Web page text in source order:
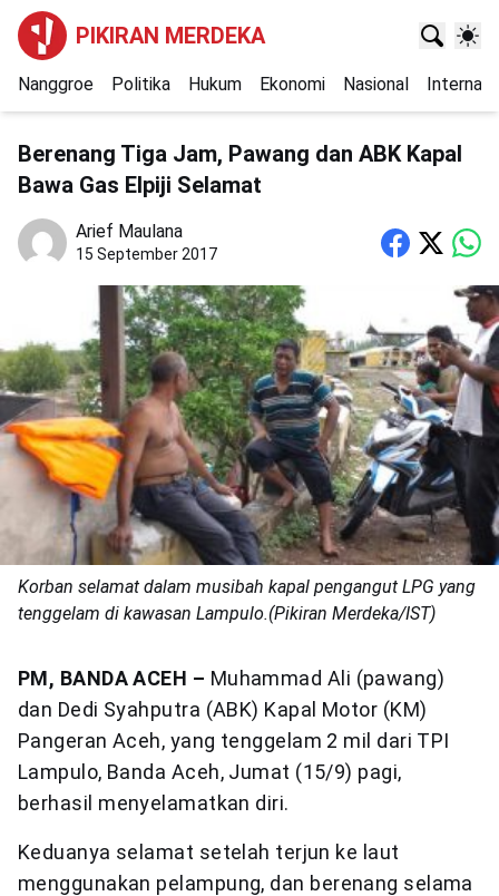
PIKIRAN MERDEKA
Nanggroe Politika Hukum Ekonomi Nasional
Berenang Tiga Jam, Pawang dan ABK Kapal
Bawa Gas Elpiji Selamat
Arief Maulana
15 September 2017
Korban selamat dalam musibah kapal pengangut LPG yang
tenggelam di kawasan Lampulo.(Pikiran Merdeka/IST)
PM, BANDA ACEH – Muhammad Ali (pawang)
dan Dedi Syahputra (ABK) Kapal Motor (KM)
Pangeran Aceh, yang tenggelam 2 mil dari TPI
Lampulo, Banda Aceh, Jumat (15/9) pagi,
berhasil menyelamatkan diri.
Keduanya selamat setelah terjun ke laut
menggunakan pelampung, dan berenang selama